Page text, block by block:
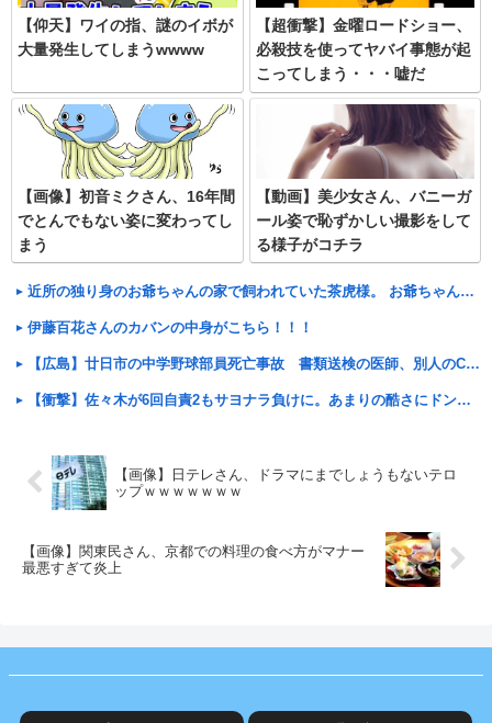
【仰天】ワイの指、謎のイボが
大量発生してしまうwwww
【超衝撃】金曜ロードショー、
必殺技を使ってヤバイ事態が起
こってしまう・・・嘘だ
ろ・・・
【画像】初音ミクさん、16年間
でとんでもない姿に変わってし
まう
【動画】美少女さん、バニーガ
ール姿で恥ずかしい撮影をして
る様子がコチラ
近所の独り身のお爺ちゃんの家で飼われていた茶虎様。 お爺ちゃんが亡くなられてうちで飼うことになってから・・・【再】
伊藤百花さんのカバンの中身がこちら！！！
【広島】廿日市の中学野球部員死亡事故 書類送検の医師、別人のCT画像で診察した疑い 頭部出血に気づか
【衝撃】佐々木が6回自責2もサヨナラ負けに。あまりの酷さにドン引きするドジャースファン
【画像】日テレさん、ドラマにまでしょうもないテロ
ップｗｗｗｗｗｗｗ
【画像】関東民さん、京都での料理の食べ方がマナー
最悪すぎて炎上